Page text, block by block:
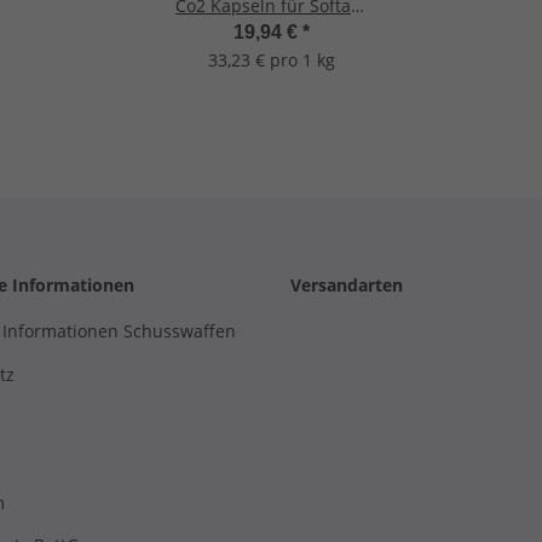
Co2 Kapseln für Softair,
Painball, Luftpistolen
oder Luftgewehre
19,94 € *
33,23 € pro 1 kg
Informationen
Schusswaffen
Versandarten